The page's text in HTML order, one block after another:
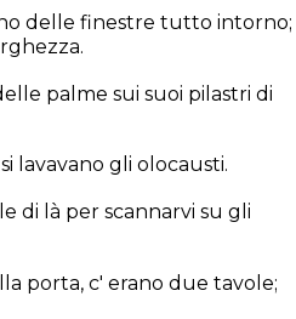
delle finestre tutto intorno;
palme sui suoi pilastri di
lavavano gli olocausti.
di là per scannarvi su gli
porta, c' erano due tavole;